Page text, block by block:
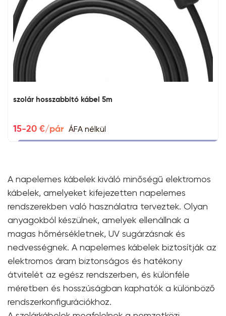
szolár hosszabbító kábel 5m
15-20 €/pár ÁFA nélkül
A napelemes kábelek kiváló minőségű elektromos
kábelek, amelyeket kifejezetten napelemes
rendszerekben való használatra terveztek. Olyan
anyagokból készülnek, amelyek ellenállnak a
magas hőmérsékletnek, UV sugárzásnak és
nedvességnek. A napelemes kábelek biztosítják az
elektromos áram biztonságos és hatékony
átvitelét az egész rendszerben, és különféle
méretben és hosszúságban kaphatók a különböző
rendszerkonfigurációkhoz.